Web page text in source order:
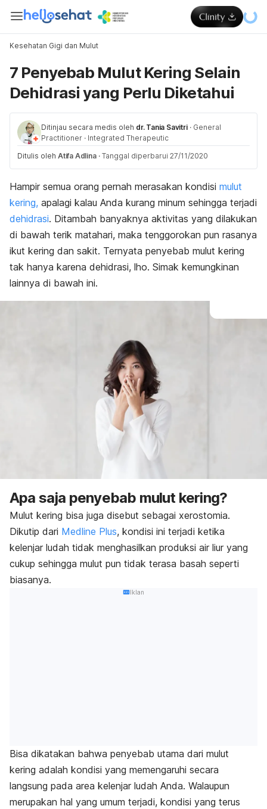
Kesehatan Gigi dan Mulut
7 Penyebab Mulut Kering Selain
Dehidrasi yang Perlu Diketahui
Ditinjau secara medis oleh dr. Tania Savitri · General
Practitioner · Integrated Therapeutic
Ditulis oleh Atifa Adlina · Tanggal diperbarui 27/11/2020
Hampir semua orang pernah merasakan kondisi mulut
kering, apalagi kalau Anda kurang minum sehingga terjadi
dehidrasi. Ditambah banyaknya aktivitas yang dilakukan
di bawah terik matahari, maka tenggorokan pun rasanya
ikut kering dan sakit. Ternyata penyebab mulut kering
tak hanya karena dehidrasi, lho. Simak kemungkinan
lainnya di bawah ini.
Apa saja penyebab mulut kering?
Mulut kering bisa juga disebut sebagai xerostomia.
Dikutip dari Medline Plus, kondisi ini terjadi ketika
kelenjar ludah tidak menghasilkan produksi air liur yang
cukup sehingga mulut pun tidak terasa basah seperti
biasanya.
Iklan
Bisa dikatakan bahwa penyebab utama dari mulut
kering adalah kondisi yang memengaruhi secara
langsung pada area kelenjar ludah Anda. Walaupun
merupakan hal yang umum terjadi, kondisi yang terus